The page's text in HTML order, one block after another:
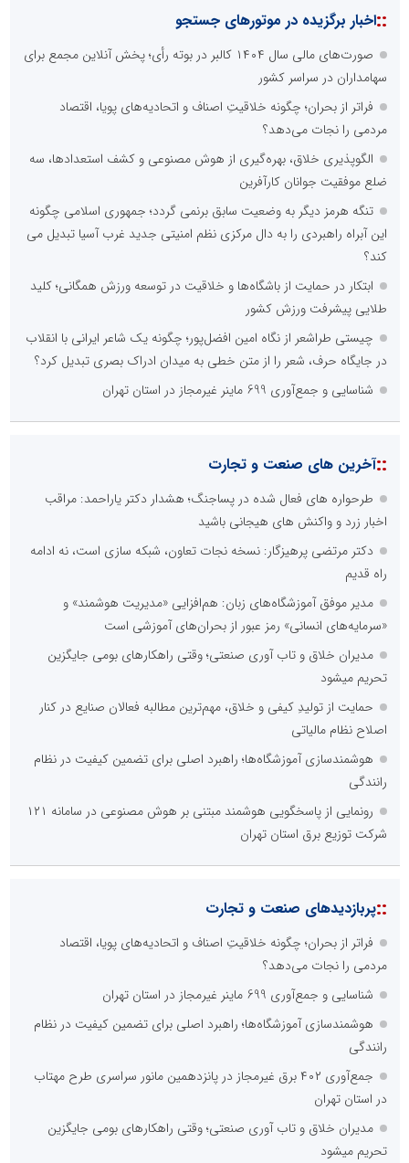
::اخبار برگزیده در موتورهای جستجو
صورت‌های مالی سال ۱۴۰۴ کالبر در بوته رأی؛ پخش آنلاین مجمع برای
سهامداران در سراسر کشور
فراتر از بحران؛ چگونه خلاقیتِ اصناف و اتحادیه‌های پویا، اقتصاد
مردمی را نجات می‌دهد؟
الگوپذیری خلاق، بهره‌گیری از هوش مصنوعی و کشف استعدادها، سه
ضلع موفقیت جوانان کارآفرین
تنگه هرمز دیگر به وضعیت سابق برنمی گردد؛ جمهوری اسلامی چگونه
این آبراه راهبردی را به دال مرکزی نظم امنیتی جدید غرب آسیا تبدیل می
کند؟
ابتکار در حمایت از باشگاه‌ها و خلاقیت در توسعه ورزش همگانی؛ کلید
طلایی پیشرفت ورزش کشور
چیستی طراشعر از نگاه امین افضل‌پور؛ چگونه یک شاعر ایرانی با انقلاب
در جایگاه حرف، شعر را از متن خطی به میدان ادراک بصری تبدیل کرد؟
شناسایی و جمع‌آوری 699 ماینر غیرمجاز در استان تهران
::آخرین های صنعت و تجارت
طرحواره های فعال شده در پساجنگ؛ هشدار دکتر یاراحمد: مراقب
اخبار زرد و واکنش های هیجانی باشید
دکتر مرتضی پرهیزگار: نسخه نجات تعاون، شبکه سازی است، نه ادامه
راه قدیم
مدیر موفق آموزشگاه‌های زبان: هم‌افزایی «مدیریت هوشمند» و
«سرمایه‌های انسانی» رمز عبور از بحران‌های آموزشی است
مدیران خلاق و تاب آوری صنعتی؛ وقتی راهکارهای بومی جایگزین
تحریم میشود
حمایت از تولیدِ کیفی و خلاق، مهم‌ترین مطالبه فعالان صنایع در کنار
اصلاح نظام مالیاتی
هوشمندسازی آموزشگاه‌ها؛ راهبرد اصلی برای تضمین کیفیت در نظام
رانندگی
رونمایی از پاسخگویی هوشمند مبتنی بر هوش مصنوعی در سامانه ۱۲۱
شرکت توزیع برق استان تهران
::پربازدیدهای صنعت و تجارت
فراتر از بحران؛ چگونه خلاقیتِ اصناف و اتحادیه‌های پویا، اقتصاد
مردمی را نجات می‌دهد؟
شناسایی و جمع‌آوری 699 ماینر غیرمجاز در استان تهران
هوشمندسازی آموزشگاه‌ها؛ راهبرد اصلی برای تضمین کیفیت در نظام
رانندگی
جمع‌آوری ۴۰۲ برق غیرمجاز در پانزدهمین مانور سراسری طرح مهتاب
در استان تهران
مدیران خلاق و تاب آوری صنعتی؛ وقتی راهکارهای بومی جایگزین
تحریم میشود